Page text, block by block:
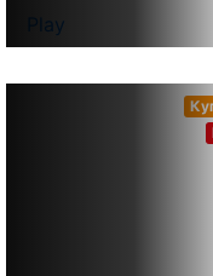
Play